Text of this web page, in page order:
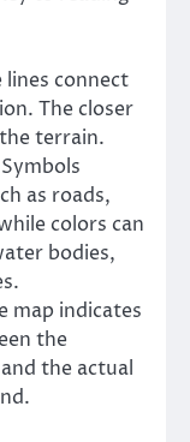
lines connect
The closer
terrain.
Symbols
as roads,
colors can
bodies,
map indicates
the
the actual